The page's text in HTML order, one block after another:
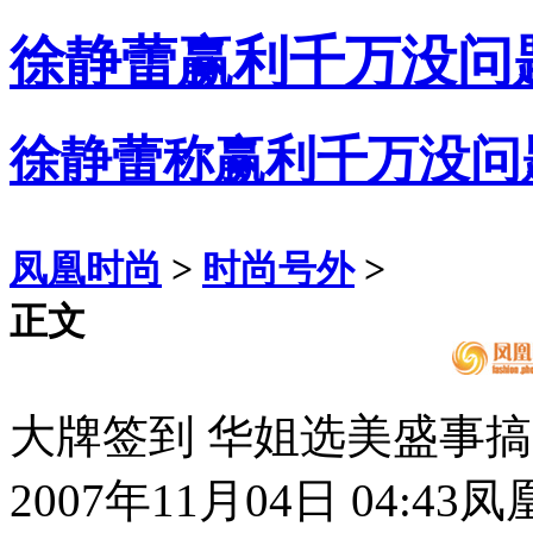
徐静蕾赢利千万没问
徐静蕾称赢利千万没
凤凰时尚 > 时尚号外>
正文
大牌签到 华姐选美盛事
2007年11月04日 04:43凤